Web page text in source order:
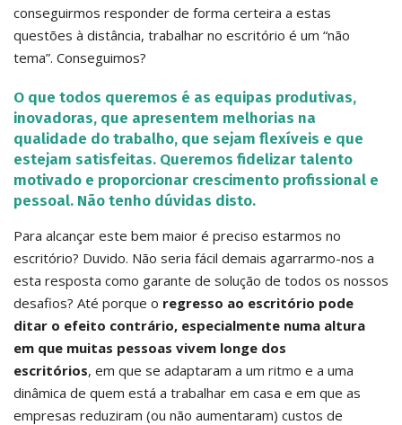
conseguirmos responder de forma certeira a estas
questões à distância, trabalhar no escritório é um “não
tema”. Conseguimos?
O que todos queremos é as equipas produtivas,
inovadoras, que apresentem melhorias na
qualidade do trabalho, que sejam flexíveis e que
estejam satisfeitas. Queremos fidelizar talento
motivado e proporcionar crescimento profissional e
pessoal. Não tenho dúvidas disto.
Para alcançar este bem maior é preciso estarmos no
escritório? Duvido. Não seria fácil demais agarrarmo-nos a
esta resposta como garante de solução de todos os nossos
desafios? Até porque o regresso ao escritório pode
ditar o efeito contrário, especialmente numa altura
em que muitas pessoas vivem longe dos
escritórios, em que se adaptaram a um ritmo e a uma
dinâmica de quem está a trabalhar em casa e em que as
empresas reduziram (ou não aumentaram) custos de